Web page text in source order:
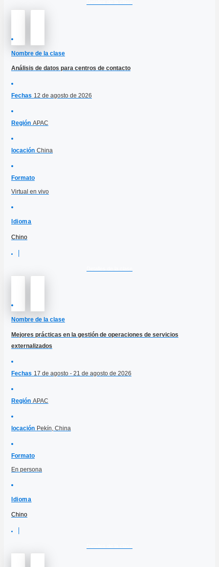
Nombre de la clase
Análisis de datos para centros de contacto
Fechas 12 de agosto de 2026
Región APAC
locación China
Formato
Virtual en vivo
Idioma
Chino
Nombre de la clase
Mejores prácticas en la gestión de operaciones de servicios
externalizados
Fechas 17 de agosto - 21 de agosto de 2026
Región APAC
locación Pekín, China
Formato
En persona
Idioma
Chino